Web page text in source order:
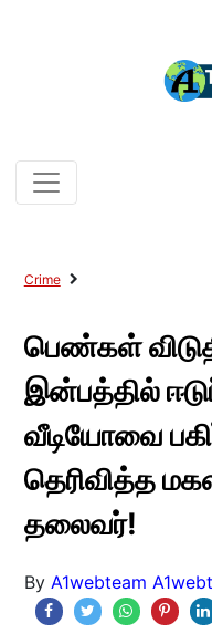
Crime
பெண்கள்
இன்பத்தில்
வீடியோவை
தெரிவித்த
தலைவர்!
By A1webteam